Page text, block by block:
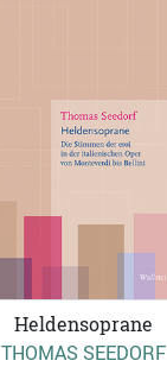
Heldensoprane
THOMAS SEEDORF